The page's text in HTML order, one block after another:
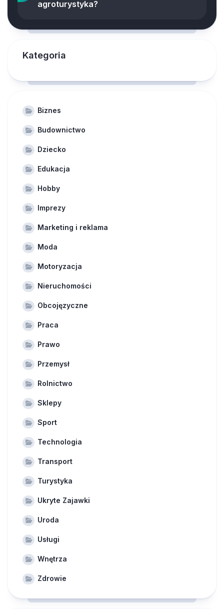
agroturystyka?
Kategoria
Biznes
Budownictwo
Dziecko
Edukacja
Hobby
Imprezy
Marketing i reklama
Moda
Motoryzacja
Nieruchomości
Obcojęzyczne
Praca
Prawo
Przemysł
Rolnictwo
Sklepy
Sport
Technologia
Transport
Turystyka
Ukryte Zajawki
Uroda
Usługi
Wnętrza
Zdrowie